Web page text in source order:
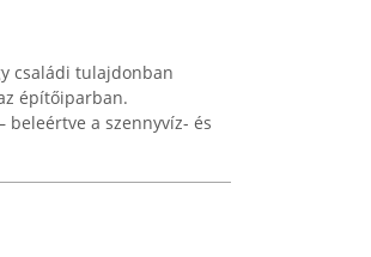
családi tulajdonban
építőiparban.
beleértve a szennyvíz- és